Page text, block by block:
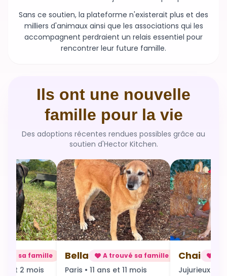
Sans ce soutien, la plateforme n'existerait plus et des
milliers d'animaux ainsi que les associations qui les
accompagnent perdraient un relais essentiel pour
rencontrer leur future famille.
Ils ont une nouvelle
famille pour la vie
Des adoptions récentes rendues possibles grâce au
soutien d'Hector Kitchen.
sa famille
11 mois
Chai A trouvé sa famille
Jujurieux • 1 an
Alba
Douville • 4